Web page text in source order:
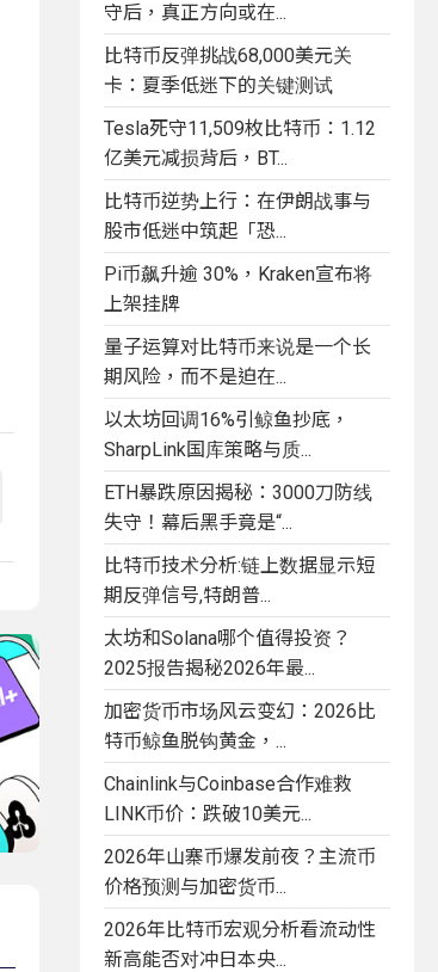
守后，真正方向或在...
比特币反弹挑战68,000美元关
卡：夏季低迷下的关键测试
Tesla死守11,509枚比特币：1.12
亿美元减损背后，BT...
比特币逆势上行：在伊朗战事与
股市低迷中筑起「恐...
Pi币飙升逾 30%，Kraken宣布将
上架挂牌
量子运算对比特币来说是一个长
期风险，而不是迫在...
以太坊回调16%引鲸鱼抄底，
SharpLink国库策略与质...
ETH暴跌原因揭秘：3000刀防线
失守！幕后黑手竟是“...
比特币技术分析:链上数据显示短
期反弹信号,特朗普...
太坊和Solana哪个值得投资？
2025报告揭秘2026年最...
加密货币市场风云变幻：2026比
特币鲸鱼脱钩黄金，...
Chainlink与Coinbase合作难救
LINK币价：跌破10美元...
2026年山寨币爆发前夜？主流币
价格预测与加密货币...
2026年比特币宏观分析看流动性
新高能否对冲日本央...